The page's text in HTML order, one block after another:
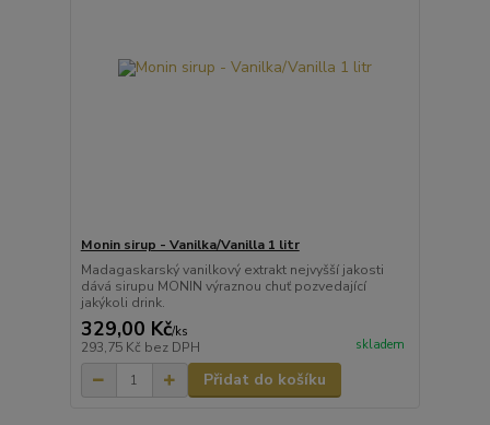
Monin sirup - Vanilka/Vanilla 1 litr
Madagaskarský vanilkový extrakt nejvyšší jakosti
dává sirupu MONIN výraznou chuť pozvedající
jakýkoli drink.
329,00 Kč/ks
293,75 Kč bez DPH skladem
Přidat do košíku